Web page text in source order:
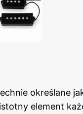
określane
element